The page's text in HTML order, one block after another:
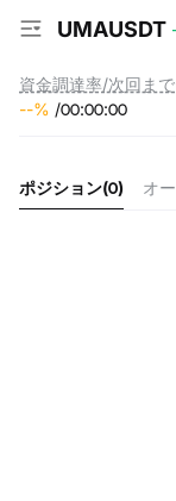
UMAUSDT
資金調達率/次回まで
--% /00:00:00
ポジション(0) オ